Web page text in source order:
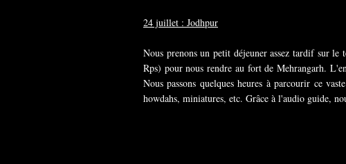
24 juillet : Jodhpur
Nous prenons un petit déjeuner assez tardif sur
Rps) pour nous rendre au fort de Mehrangarh.
Nous passons quelques heures à parcourir ce
howdahs, miniatures, etc. Grâce à l'audio guide,